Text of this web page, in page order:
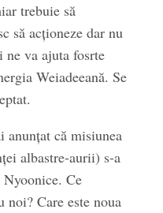
trebuie să
să acționeze dar nu
ne va ajuta fosrte
Weiadeeană. Se
anunțat că misiunea
albastre-aurii) s-a
Ce
noi? Care este noua